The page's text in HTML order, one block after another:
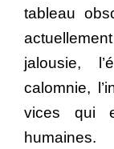
tableau
jalousie,
calomnie,
vices qui
humaines.